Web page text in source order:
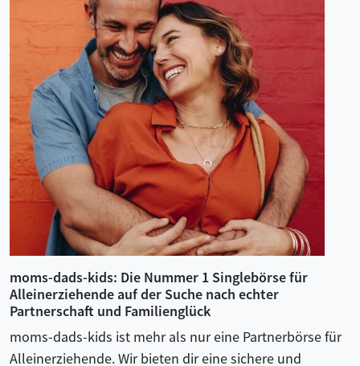
moms-dads-kids: Die Nummer 1 Singlebörse für
Alleinerziehende auf der Suche nach echter
Partnerschaft und Familienglück
moms-dads-kids ist mehr als nur eine Partnerbörse für
Alleinerziehende. Wir bieten dir eine sichere und